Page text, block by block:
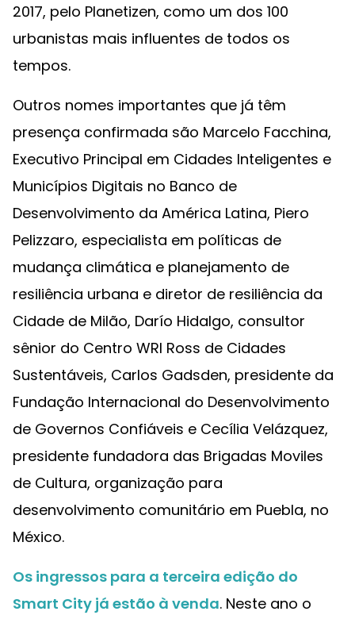
2017, pelo Planetizen, como um dos 100
urbanistas mais influentes de todos os
tempos.
Outros nomes importantes que já têm
presença confirmada são Marcelo Facchina,
Executivo Principal em Cidades Inteligentes e
Municípios Digitais no Banco de
Desenvolvimento da América Latina, Piero
Pelizzaro, especialista em políticas de
mudança climática e planejamento de
resiliência urbana e diretor de resiliência da
Cidade de Milão, Darío Hidalgo, consultor
sênior do Centro WRI Ross de Cidades
Sustentáveis, Carlos Gadsden, presidente da
Fundação Internacional do Desenvolvimento
de Governos Confiáveis e Cecília Velázquez,
presidente fundadora das Brigadas Moviles
de Cultura, organização para
desenvolvimento comunitário em Puebla, no
México.
Os ingressos para a terceira edição do
Smart City já estão à venda. Neste ano o